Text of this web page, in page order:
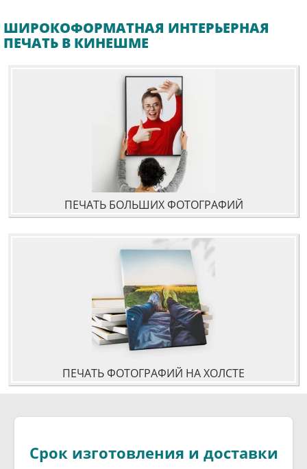
ШИРОКОФОРМАТНАЯ ИНТЕРЬЕРНАЯ
ПЕЧАТЬ В КИНЕШМЕ
ПЕЧАТЬ БОЛЬШИХ ФОТОГРАФИЙ
ПЕЧАТЬ ФОТОГРАФИЙ НА ХОЛСТЕ
Срок изготовления и доставки